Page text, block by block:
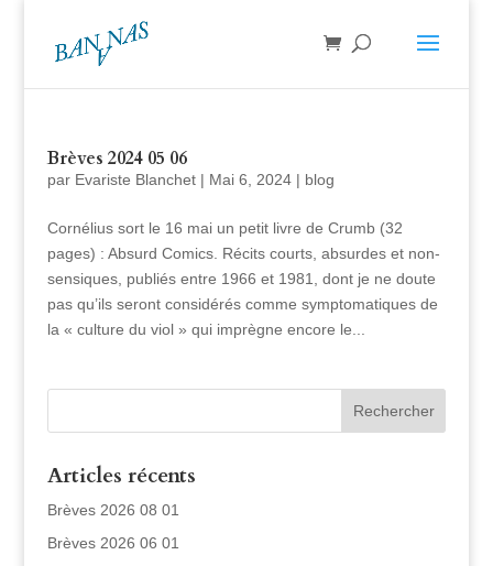
Brèves 2024 05 06
par Evariste Blanchet| Mai 6, 2024| blog
Cornélius sort le 16 mai un petit livre de Crumb (32
pages) : Absurd Comics. Récits courts, absurdes et non-
sensiques, publiés entre 1966 et 1981, dont je ne doute
pas qu’ils seront considérés comme symptomatiques de
la « culture du viol » qui imprègne encore le...
Articles récents
Brèves 2026 08 01
Brèves 2026 06 01